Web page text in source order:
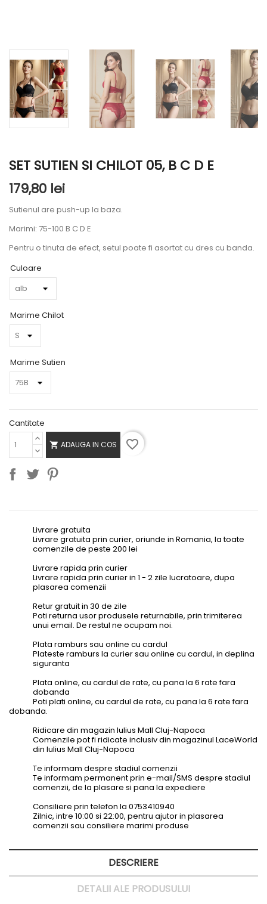
SET SUTIEN SI CHILOT 05, B C D E
179,80 lei
Sutienul are push-up la baza.
Marimi: 75-100 B C D E
Pentru o tinuta de efect, setul poate fi asortat cu dres cu banda.
Culoare
Marime Chilot
Marime Sutien
Cantitate
 ADAUGA IN COS favorite_border
Livrare gratuita
Livrare gratuita prin curier, oriunde in Romania, la toate
comenzile de peste 200 lei
Livrare rapida prin curier
Livrare rapida prin curier in 1 - 2 zile lucratoare, dupa
plasarea comenzii
Retur gratuit in 30 de zile
Poti returna usor produsele returnabile, prin trimiterea
unui email. De restul ne ocupam noi.
Plata ramburs sau online cu cardul
Plateste ramburs la curier sau online cu cardul, in deplina
siguranta
Plata online, cu cardul de rate, cu pana la 6 rate fara
dobanda
Poti plati online, cu cardul de rate, cu pana la 6 rate fara
dobanda.
Ridicare din magazin Iulius Mall Cluj-Napoca
Comenzile pot fi ridicate inclusiv din magazinul LaceWorld
din Iulius Mall Cluj-Napoca
Te informam despre stadiul comenzii
Te informam permanent prin e-mail/SMS despre stadiul
comenzii, de la plasare si pana la expediere
Consiliere prin telefon la 0753410940
Zilnic, intre 10:00 si 22:00, pentru ajutor in plasarea
comenzii sau consiliere marimi produse
DESCRIERE
DETALII ALE PRODUSULUI